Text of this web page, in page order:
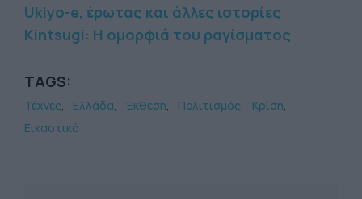
Ukiyo-e, έρωτας και άλλες ιστορίες
Kintsugi: Η ομορφιά του ραγίσματος
TAGS:
Τέχνες Ελλάδα Έκθεση Πολιτισμός
Κρίση
Εικαστικά